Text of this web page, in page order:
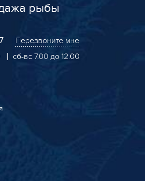
рыбы
Перезвоните мне
сб-вс 7.00 до 12.00